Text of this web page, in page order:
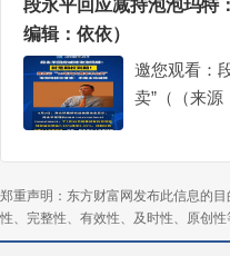
段永平回应减持泡泡玛特
编辑：依依）
邀您观看：
卖”（（来源
郑重声明：东方财富网发布此信息的
性、完整性、有效性、及时性、原创